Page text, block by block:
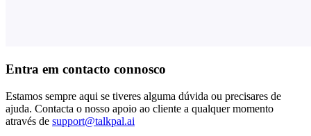
Entra em contacto connosco
Estamos sempre aqui se tiveres alguma dúvida ou precisares de
ajuda. Contacta o nosso apoio ao cliente a qualquer momento
através de support@talkpal.ai